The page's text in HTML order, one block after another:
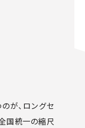
が、ロングセ
国統一の縮尺